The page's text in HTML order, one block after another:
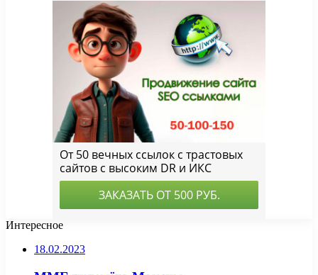
Интересное
18.02.2023